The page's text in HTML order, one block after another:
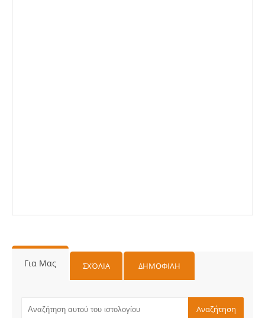
Για Μας ΣΧΌΛΙΑ ΔΗΜΟΦΙΛΗ